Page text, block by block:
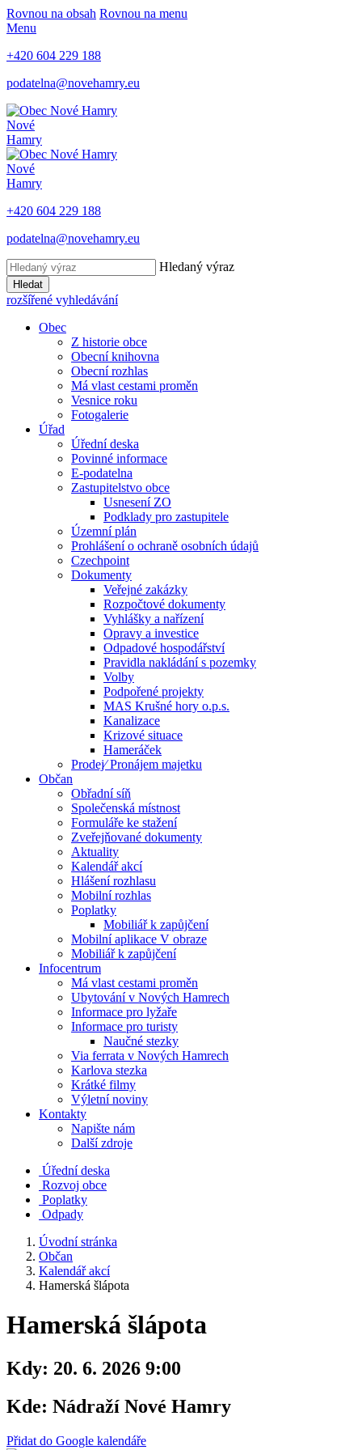
Rovnou na obsah Rovnou na menu
Menu
+420 604 229 188
podatelna@novehamry.eu
Nové
Hamry
Nové
Hamry
+420 604 229 188
podatelna@novehamry.eu
Hledaný výraz
Hledat
rozšířené vyhledávání
Obec
Z historie obce
Obecní knihovna
Obecní rozhlas
Má vlast cestami proměn
Vesnice roku
Fotogalerie
Úřad
Úřední deska
Povinné informace
E-podatelna
Zastupitelstvo obce
Usnesení ZO
Podklady pro zastupitele
Územní plán
Prohlášení o ochraně osobních údajů
Czechpoint
Dokumenty
Veřejné zakázky
Rozpočtové dokumenty
Vyhlášky a nařízení
Opravy a investice
Odpadové hospodářství
Pravidla nakládání s pozemky
Volby
Podpořené projekty
MAS Krušné hory o.p.s.
Kanalizace
Krizové situace
Hameráček
Prodej⁄ Pronájem majetku
Občan
Obřadní síň
Společenská místnost
Formuláře ke stažení
Zveřejňované dokumenty
Aktuality
Kalendář akcí
Hlášení rozhlasu
Mobilní rozhlas
Poplatky
Mobiliář k zapůjčení
Mobilní aplikace V obraze
Mobiliář k zapůjčení
Infocentrum
Má vlast cestami proměn
Ubytování v Nových Hamrech
Informace pro lyžaře
Informace pro turisty
Naučné stezky
Via ferrata v Nových Hamrech
Karlova stezka
Krátké filmy
Výletní noviny
Kontakty
Napište nám
Další zdroje
Úřední deska
Rozvoj obce
Poplatky
Odpady
Úvodní stránka
Občan
Kalendář akcí
Hamerská šlápota
Hamerská šlápota
Kdy: 20. 6. 2026 9:00
Kde: Nádraží Nové Hamry
Přidat do Google kalendáře